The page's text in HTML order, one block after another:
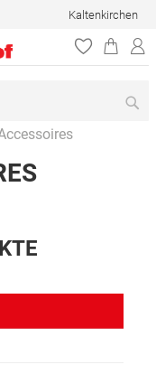
Kaltenkirchen